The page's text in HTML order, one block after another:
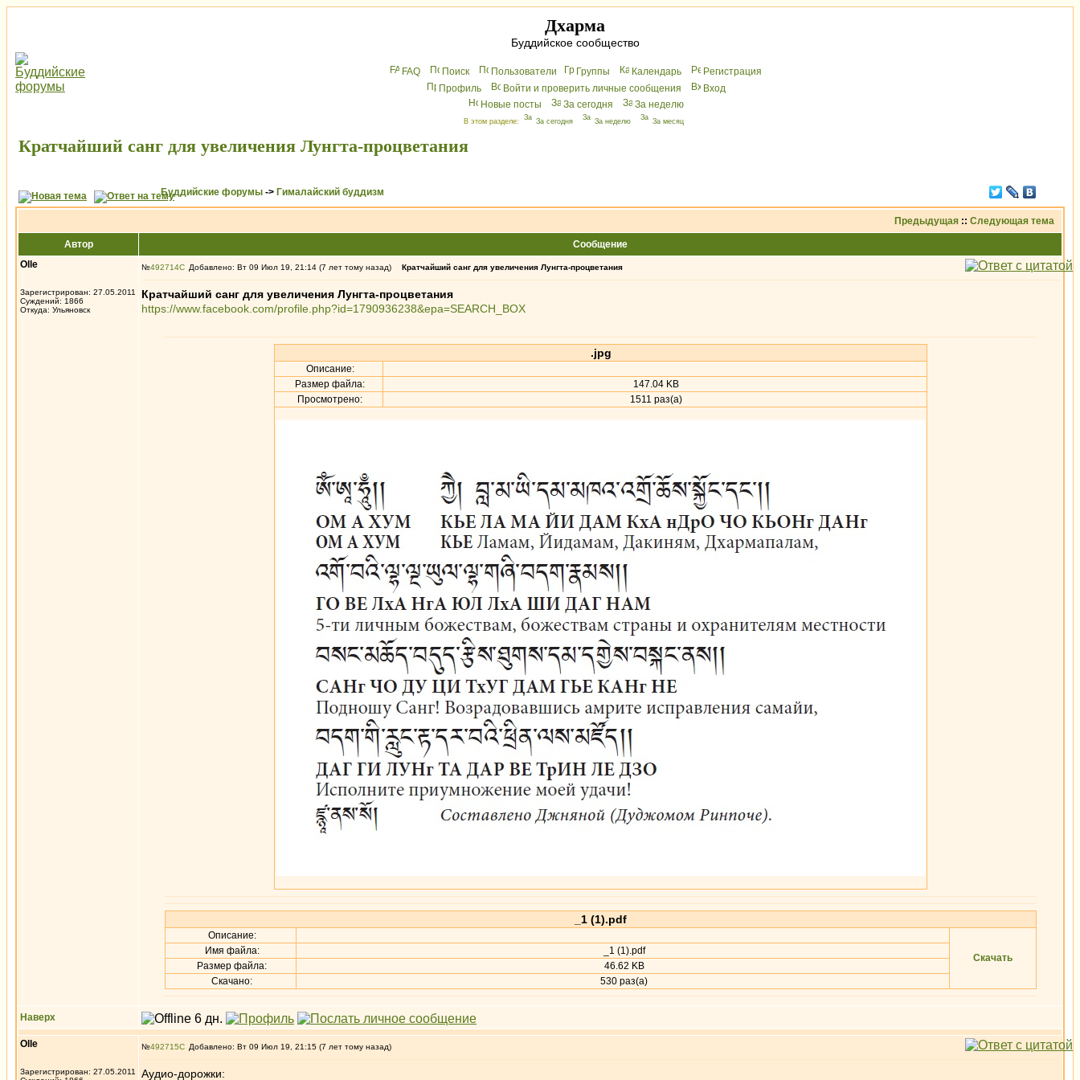
Дхарма
Буддийское сообщество
FAQ Поиск Пользователи Группы Календарь
Peгиcтрaция
Профиль
Войти и проверить личные сообщения
Вхoд
Новые посты
За сегодня За неделю
В этом разделе: За сегодня За неделю За месяц
Кратчайший санг для увеличения Лунгта-процветания
Буддийские форумы -> Гималайский буддизм
Предыдущая :: Следующая тема
Автор
Сообщение
Olle
Зарегистрирован: 27.05.2011
Суждений: 1866
Откуда: Ульяновск
№492714 Добавлено: Вт 09 Июл 19, 21:14 (7 лет тому назад) Кратчайший санг для увеличения Лунгта-процветания
Кратчайший санг для увеличения Лунгта-процветания
https://www.facebook.com/profile.php?id=1790936238&epa=SEARCH_BOX
.jpg
Описание:
Размер файла:
147.04 KB
Просмотрено:
1511 раз(а)
_1 (1).pdf
Описание:
Скачать
Имя файла:
_1 (1).pdf
Размер файла:
46.62 KB
Скачано:
530 раз(а)
Наверх
Olle
Зарегистрирован: 27.05.2011
№492715 Добавлено: Вт 09 Июл 19, 21:15 (7 лет тому назад)
Аудио-дорожки: